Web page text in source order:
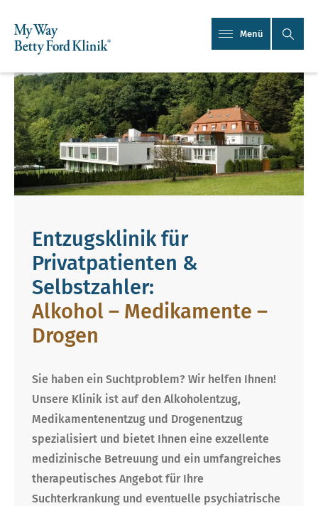
Menü
Entzugsklinik für
Privatpatienten &
Selbstzahler:
Alkohol – Medikamente –
Drogen
Sie haben ein Suchtproblem? Wir helfen Ihnen!
Unsere Klinik ist auf den Alkoholentzug,
Medikamentenentzug und Drogenentzug
spezialisiert und bietet Ihnen eine exzellente
medizinische Betreuung und ein umfangreiches
therapeutisches Angebot für Ihre
Suchterkrankung und eventuelle psychiatrische